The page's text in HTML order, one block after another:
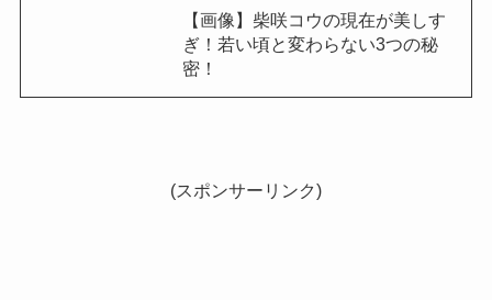
【画像】柴咲コウの現在が美しす
ぎ！若い頃と変わらない3つの秘
密！
(スポンサーリンク)